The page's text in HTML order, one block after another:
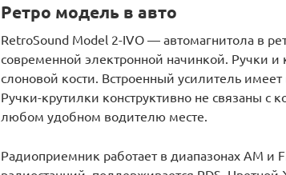
Ретро модель в авто
RetroSound Model 2-IVO — автомагнитола в
современной электронной начинкой. Ручки
слоновой кости. Встроенный усилитель
Ручки-крутилки конструктивно не связаны с
любом удобном водителю месте.
Радиоприемник работает в диапазонах AM и